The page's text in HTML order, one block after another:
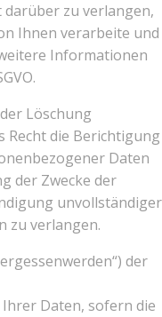
darüber zu verlangen,
Ihnen verarbeite und
Informationen
Löschung
Recht die Berichtigung
Daten
der Zwecke der
unvollständiger
zu verlangen.
der
Ihrer Daten, sofern die